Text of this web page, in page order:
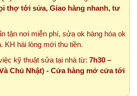
thợ tới sửa, Giao hàng nhanh, tư
tận nơi miễn phí, sửa ok hàng hóa ok
KH hài lòng mới thu tiền.
kỹ thuật sửa tại nhà từ: 7h30 –
Chủ Nhật) - Cửa hàng mở cửa tới